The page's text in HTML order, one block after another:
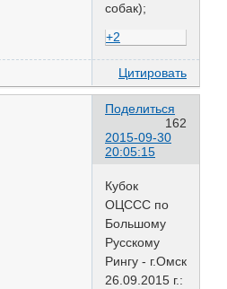
собак);
+2
Цитировать
Поделиться
162
2015-09-30
20:05:15
Кубок
ОЦССС по
Большому
Русскому
Рингу - г.Омск
26.09.2015 г.: